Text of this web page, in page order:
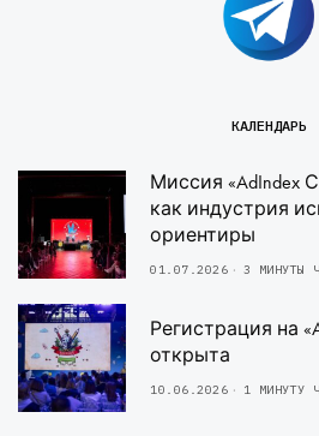
КАЛЕНДАРЬ
Миссия «AdIndex
как индустрия
ориентиры
01.07.2026 3 МИНУТЫ
Регистрация на
открыта
10.06.2026 1 МИНУТУ